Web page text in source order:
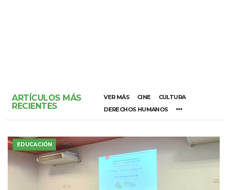
ARTÍCULOS MÁS
RECIENTES
VER MÁS CINE
CULTURA
DERECHOS HUMANOS
EDUCACIÓN